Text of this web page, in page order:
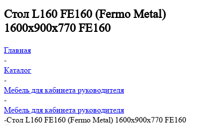
Стол L160 FE160 (Fermo Metal)
1600x900x770 FE160
Главная
-
Каталог
-
Мебель для кабинета руководителя
-
Мебель для кабинета руководителя
-Стол L160 FE160 (Fermo Metal) 1600x900x770 FE160